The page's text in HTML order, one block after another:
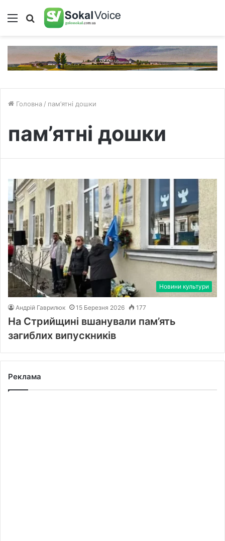
Меню Пошук
Головна / пам’ятні дошки
пам’ятні дошки
Новини культури
Андрій Гаврилюк 15 Березня 2026 177
На Стрийщині вшанували пам’ять
загиблих випускників
Реклама